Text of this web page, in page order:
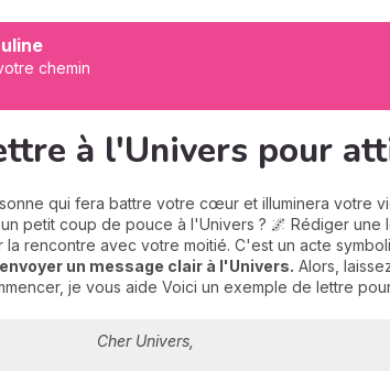
chemin
à l'Univers pour
qui fera battre votre cœur et illuminera votre
petit coup de pouce à l'Univers ? 🌌 Rédiger une
rencontre avec votre moitié. C'est un acte
un message clair à l'Univers. Alors,
je vous aide Voici un exemple de lettre
Cher Univers,